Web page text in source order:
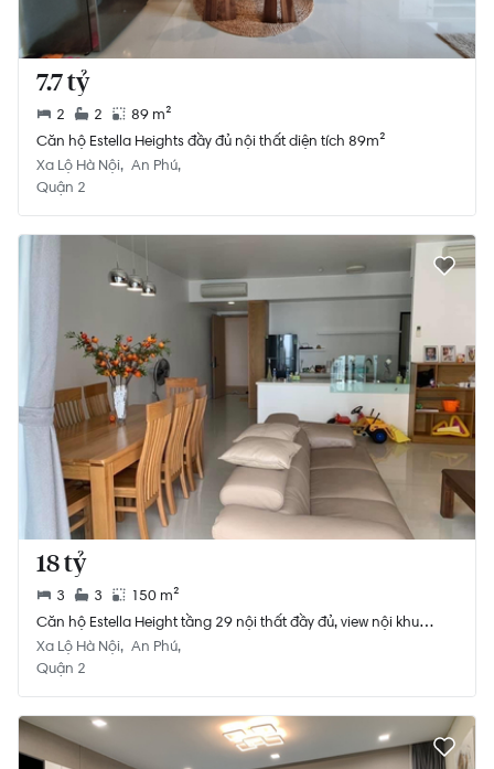
7.7 tỷ
2 2
89 m²
Căn hộ Estella Heights đầy đủ nội thất diện tích 89m²
Xa Lộ Hà Nội An Phú
Quận 2
18 tỷ
3 3
150 m²
Căn hộ Estella Height tầng 29 nội thất đầy đủ, view nội khu
thoáng gió
Xa Lộ Hà Nội An Phú
Quận 2